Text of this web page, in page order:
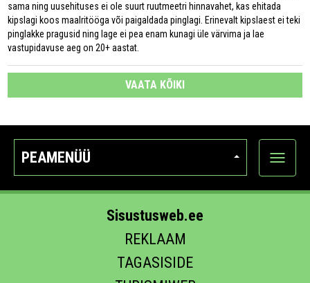
sama ning uusehituses ei ole suurt ruutmeetri hinnavahet, kas ehitada
kipslagi koos maalritööga või paigaldada pinglagi. Erinevalt kipslaest ei teki
pinglakke pragusid ning lage ei pea enam kunagi üle värvima ja lae
vastupidavuse aeg on 20+ aastat.
VAATA KÕIKI
PEAMENÜÜ
Ava
Sisustusweb.ee
REKLAAM
TAGASISIDE